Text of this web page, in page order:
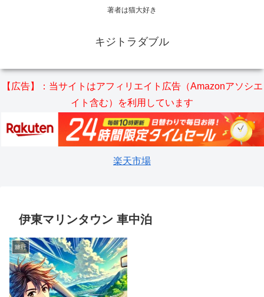
著者は猫大好き
キジトラダブル
【広告】：当サイトはアフィリエイト広告（Amazonアソシエ
イト含む）を利用しています
楽天市場
伊東マリンタウン 車中泊
旅行